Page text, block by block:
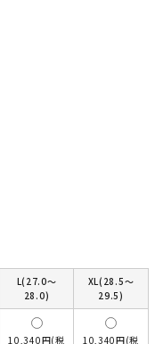
L(27.0～
28.0)
XL(28.5～
29.5)
10,340円(税
10,340円(税